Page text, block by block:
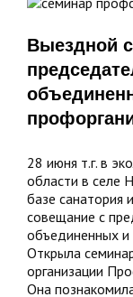
Выездной
28 июня т.г. в
области в селе
базе санатория
совещание с
объединенных и
Открыла
организации
Она